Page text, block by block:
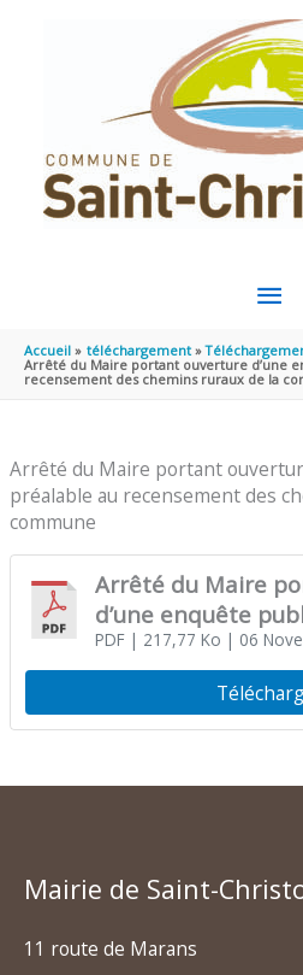
MENU
Accueil téléchargement
Arrêté du Maire portant ouverture d’une
recensement des chemins ruraux de la
Arrêté du Maire portant
préalable au recensement des
commune
Arrêté du Maire
d’une enquête
recensement des
la commune
PDF| 217,77 Ko | 06
Mairie de Saint-
11 route de Marans